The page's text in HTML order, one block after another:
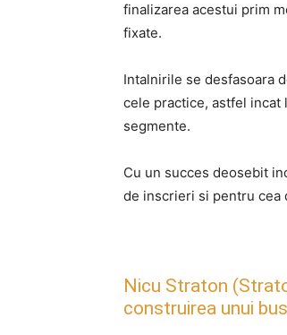
finalizarea acestui prim
fixate.
Intalnirile se desfasoara
cele practice, astfel incat
segmente.
Cu un succes deosebit
de inscrieri si pentru cea
Nicu Straton
construirea unui